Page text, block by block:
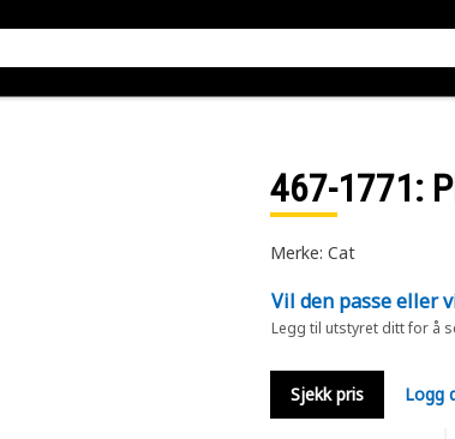
467-1771:
Merke: Cat
Vil den passe eller
Legg til utstyret ditt for å
Sjekk pris Logg